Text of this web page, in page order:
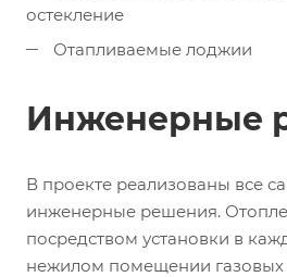
остекление
Отапливаемые лоджии
Инженерные
В проекте реализованы все
инженерные решения.
посредством установки в
нежилом помещении газовых